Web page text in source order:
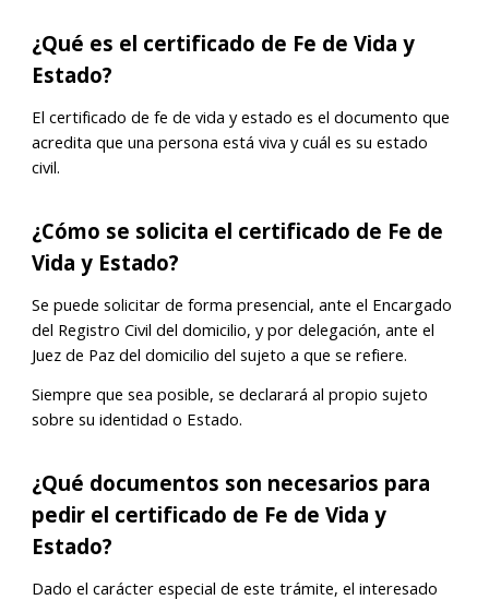
¿Qué es el certificado de Fe de Vida y
Estado?
El certificado de fe de vida y estado es el documento que
acredita que una persona está viva y cuál es su estado
civil.
¿Cómo se solicita el certificado de Fe de
Vida y Estado?
Se puede solicitar de forma presencial, ante el Encargado
del Registro Civil del domicilio, y por delegación, ante el
Juez de Paz del domicilio del sujeto a que se refiere.
Siempre que sea posible, se declarará al propio sujeto
sobre su identidad o Estado.
¿Qué documentos son necesarios para
pedir el certificado de Fe de Vida y
Estado?
Dado el carácter especial de este trámite, el interesado